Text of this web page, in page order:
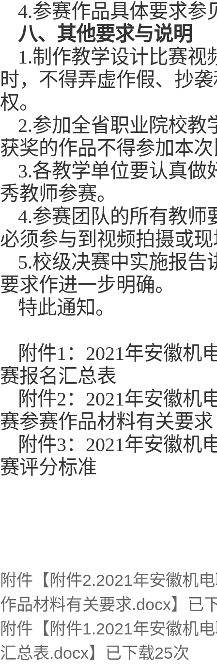
4.参赛作品具体要求参
八、其他要求与说明
1.制作教学设计比赛
时，不得弄虚作假、抄
权。
2.参加全省职业院校教
获奖的作品不得参加本
3.各教学单位要认真
秀教师参赛。
4.参赛团队的所有教师
必须参与到视频拍摄或
5.校级决赛中实施报
要求作进一步明确。
特此通知。
附件1：2021年安徽机
赛报名汇总表
附件2：2021年安徽机
赛参赛作品材料有关要求
附件3：2021年安徽机
赛评分标准
附件【 附件2.2021年安徽机
作品材料有关要求.docx】已
附件【 附件1.2021年安徽机
汇总表.docx】已下载25次